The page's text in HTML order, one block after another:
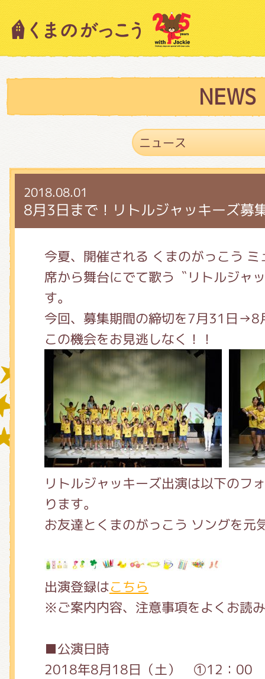
NEWS
2018.08.01
8月3日まで！リトルジャッキーズ募
今夏、開催される くまのがっこう
席から舞台にでて歌う〝リトルジャ
す。
今回、募集期間の締切を7月31日→8
この機会をお見逃しなく！！
リトルジャッキーズ出演は以下のフ
ります。
お友達とくまのがっこう ソングを元
出演登録はこちら
※ご案内内容、注意事項をよくお読
■公演日時
2018年8月18日（土） ①12：
キャラクター紹介
スタッフブログ
絵本・作家紹介
ショップインフォメーション
グッズインフォメーション
ミュージカル・コンサート
おたのしみコンテンツ(クイズ・
チア ジャッキーズ！
くまのがっこう しょくいんしつ
くまのがっこう 家庭科部